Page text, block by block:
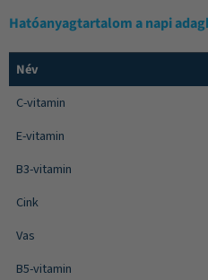
Hatóanyagtartalom a napi
Név
C-vitamin
E-vitamin
B3-vitamin
Cink
Vas
B5-vitamin